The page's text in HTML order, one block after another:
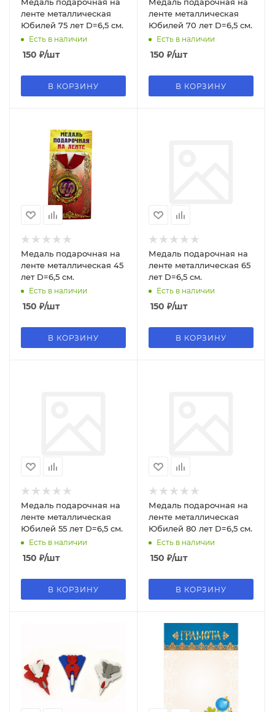
ленте металлическая
Юбилей 75 лет D=6,5 см.
Есть в наличии
150 ₽/шт
В КОРЗИНУ
ленте металлическая
Юбилей 70 лет D=6,5 см.
Есть в наличии
150 ₽/шт
В КОРЗИНУ
Медаль подарочная на
ленте металлическая 45
лет D=6,5 см.
Есть в наличии
150 ₽/шт
В КОРЗИНУ
Медаль подарочная на
ленте металлическая 65
лет D=6,5 см.
Есть в наличии
150 ₽/шт
В КОРЗИНУ
Медаль подарочная на
ленте металлическая
Юбилей 55 лет D=6,5 см.
Есть в наличии
150 ₽/шт
В КОРЗИНУ
Медаль подарочная на
ленте металлическая
Юбилей 80 лет D=6,5 см.
Есть в наличии
150 ₽/шт
В КОРЗИНУ